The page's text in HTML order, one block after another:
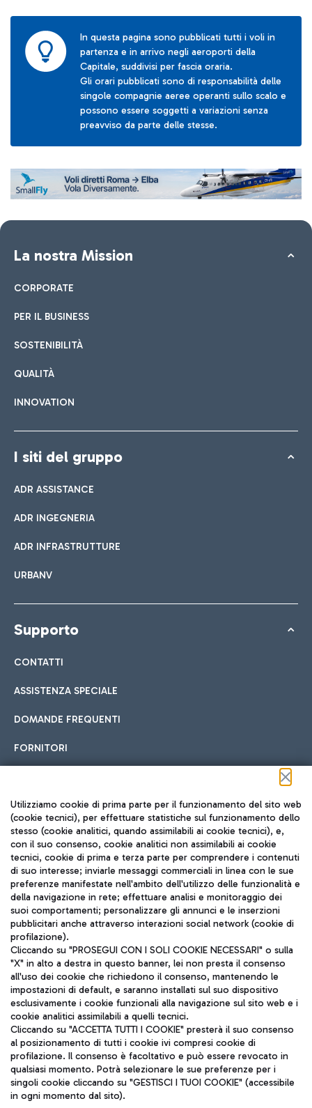
In questa pagina sono pubblicati tutti i voli in
partenza e in arrivo negli aeroporti della
Capitale, suddivisi per fascia oraria.
Gli orari pubblicati sono di responsabilità delle
singole compagnie aeree operanti sullo scalo e
possono essere soggetti a variazioni senza
preavviso da parte delle stesse.
La nostra Mission
CORPORATE
PER IL BUSINESS
SOSTENIBILITÀ
QUALITÀ
INNOVATION
I siti del gruppo
ADR ASSISTANCE
ADR INGEGNERIA
ADR INFRASTRUTTURE
URBANV
Supporto
CONTATTI
ASSISTENZA SPECIALE
DOMANDE FREQUENTI
FORNITORI
Seguici sui social
TRAVEL JOURNAL
ITA
Aeroporti di Roma S.p.A. - Società soggetta a direzione e
coordinamento di Mundys S.p.A.
Codice fiscale e Registro delle Imprese di Roma 13032990155 P.
IVA 06572251004
Capitale sociale 62.224.743,00 int. vers.
Sede legale: Via Pier Paolo Racchetti 1 - 00054 Fiumicino (RM)
telefono +39 06 65951
Utilizziamo cookie di prima parte per il funzionamento del sito web
(cookie tecnici), per effettuare statistiche sul funzionamento dello
stesso (cookie analitici, quando assimilabili ai cookie tecnici), e,
con il suo consenso, cookie analitici non assimilabili ai cookie
tecnici, cookie di prima e terza parte per comprendere i contenuti
di suo interesse; inviarle messaggi commerciali in linea con le sue
preferenze manifestate nell'ambito dell'utilizzo delle funzionalità e
della navigazione in rete; effettuare analisi e monitoraggio dei
suoi comportamenti; personalizzare gli annunci e le inserzioni
pubblicitari anche attraverso interazioni social network (cookie di
profilazione).
Cliccando su "PROSEGUI CON I SOLI COOKIE NECESSARI" o sulla
"X" in alto a destra in questo banner, lei non presta il consenso
all'uso dei cookie che richiedono il consenso, mantenendo le
impostazioni di default, e saranno installati sul suo dispositivo
esclusivamente i cookie funzionali alla navigazione sul sito web e i
cookie analitici assimilabili a quelli tecnici.
Cliccando su "ACCETTA TUTTI I COOKIE" presterà il suo consenso
al posizionamento di tutti i cookie ivi compresi cookie di
profilazione. Il consenso è facoltativo e può essere revocato in
qualsiasi momento. Potrà selezionare le sue preferenze per i
singoli cookie cliccando su "GESTISCI I TUOI COOKIE" (accessibile
in ogni momento dal sito).